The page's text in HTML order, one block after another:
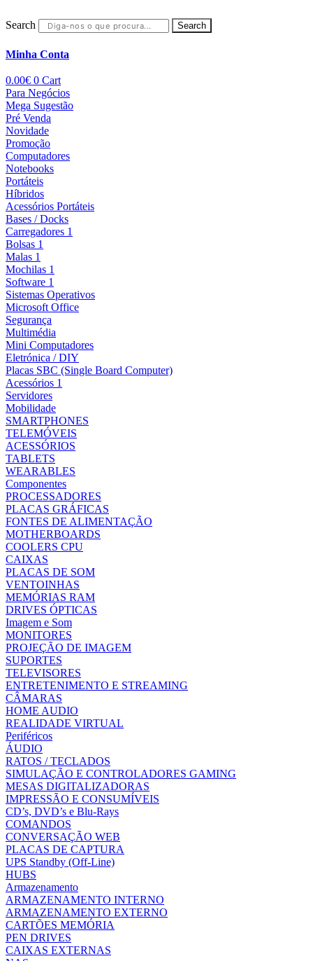
Search Search
Minha Conta
0.00€ 0 Cart
Para Negócios
Mega Sugestão
Pré Venda
Novidade
Promoção
Computadores
Notebooks
Portáteis
Híbridos
Acessórios Portáteis
Bases / Docks
Carregadores 1
Bolsas 1
Malas 1
Mochilas 1
Software 1
Sistemas Operativos
Microsoft Office
Segurança
Multimédia
Mini Computadores
Eletrónica / DIY
Placas SBC (Single Board Computer)
Acessórios 1
Servidores
Mobilidade
SMARTPHONES
TELEMÓVEIS
ACESSÓRIOS
TABLETS
WEARABLES
Componentes
PROCESSADORES
PLACAS GRÁFICAS
FONTES DE ALIMENTAÇÃO
MOTHERBOARDS
COOLERS CPU
CAIXAS
PLACAS DE SOM
VENTOINHAS
MEMÓRIAS RAM
DRIVES ÓPTICAS
Imagem e Som
MONITORES
PROJEÇÃO DE IMAGEM
SUPORTES
TELEVISORES
ENTRETENIMENTO E STREAMING
CÂMARAS
HOME AUDIO
REALIDADE VIRTUAL
Periféricos
ÁUDIO
RATOS / TECLADOS
SIMULAÇÃO E CONTROLADORES GAMING
MESAS DIGITALIZADORAS
IMPRESSÃO E CONSUMÍVEIS
CD’s, DVD’s e Blu-Rays
COMANDOS
CONVERSAÇÃO WEB
PLACAS DE CAPTURA
UPS Standby (Off-Line)
HUBS
Armazenamento
ARMAZENAMENTO INTERNO
ARMAZENAMENTO EXTERNO
CARTÕES MEMÓRIA
PEN DRIVES
CAIXAS EXTERNAS